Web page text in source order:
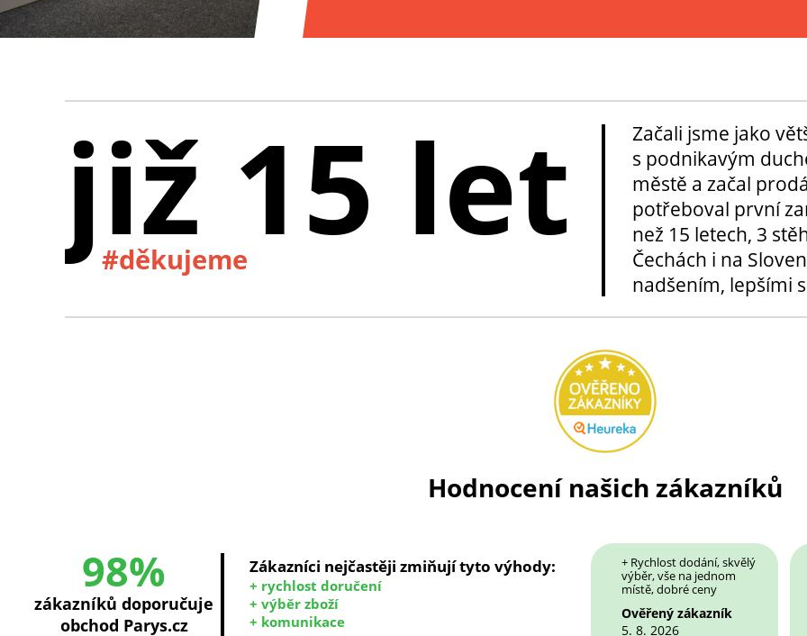
již 15 let
#děkujeme
Začali jsme jako
s podnikavým
městě a začal
potřeboval první
než 15 letech, 3
Čechách i na
nadšením, lepšími
Hodnocení našich zákazníků
98%
zákazníků doporučuje
obchod Parys.cz
Zákazníci nejčastěji zmiňují tyto výhody:
+ rychlost doručení
+ výběr zboží
+ komunikace
+ Rychlost dodání, skvělý
výběr, vše na jednom
místě, dobré ceny
Ověřený zákazník
5. 8. 2026